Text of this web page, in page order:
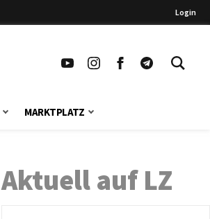
Login
MARKTPLATZ
Aktuell auf LZ